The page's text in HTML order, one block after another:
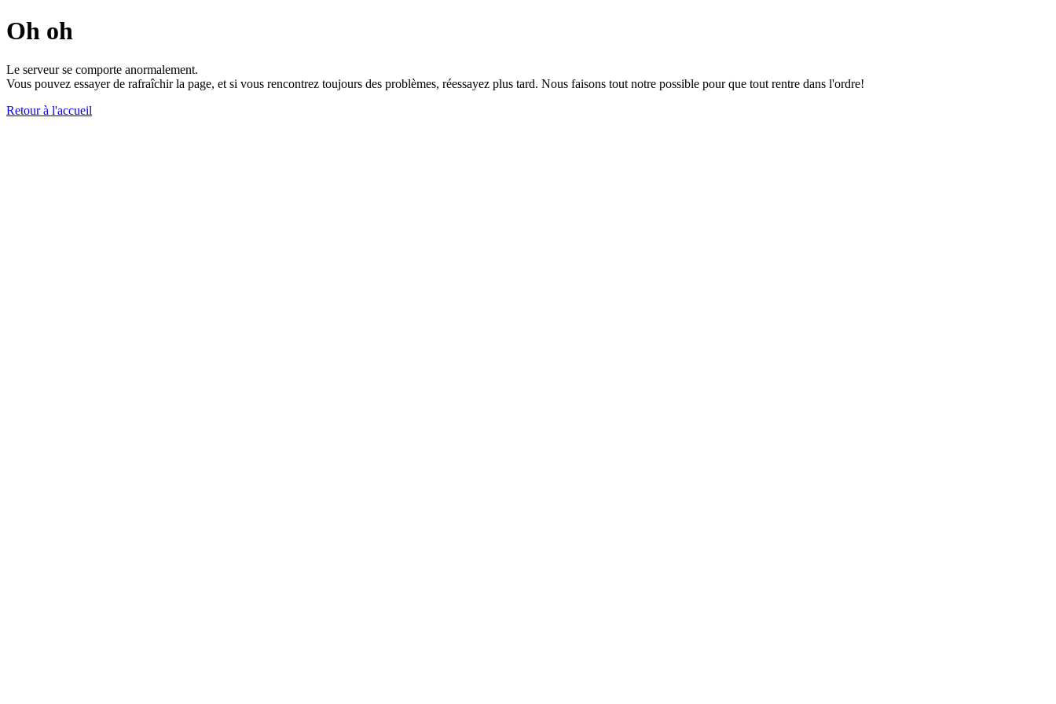
Oh oh
Le serveur se comporte anormalement.
Vous pouvez essayer de rafraîchir la page, et si vous rencontrez toujours des problèmes, réessayez plus tard. Nous faisons tout notre possible pour que tout rentre dans l'ordre!
Retour à l'accueil